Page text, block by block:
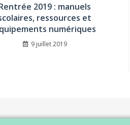
2019 : manuels
ressources et
numériques
9 juillet 2019